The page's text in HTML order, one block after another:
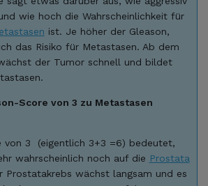
wie hoch die Wahrscheinlichkeit für
ist. Je höher der Gleason,
das Risiko für Metastasen. Ab dem
der Tumor schnell und bildet
Score von 3 zu Metastasen
von 3 (eigentlich 3+3 =6) bedeutet,
wahrscheinlich noch auf die Prostata
Prostatakrebs wächst langsam und es